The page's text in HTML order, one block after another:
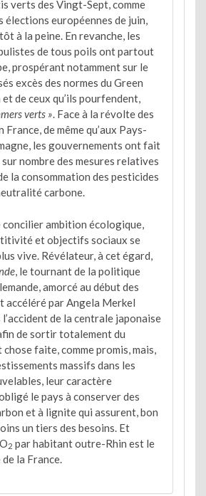
verts des Vingt-Sept, comme
élections européennes de juin,
à la peine. En revanche, les
de tous poils ont partout
prospérant notamment sur le
excès des normes du Green
de ceux qu’ils pourfendent,
verts ». Face à la révolte des
de même qu’aux Pays-
les gouvernements ont fait
nombre des mesures relatives
la consommation des pesticides
carbone.
ambition écologique,
et objectifs sociaux se
vive. Révélateur, à cet égard,
, le tournant de la politique
amorcé au début des
accéléré par Angela Merkel
de la centrale japonaise
de sortir totalement du
chose faite, comme promis, mais,
massifs dans les
leur caractère
le pays à conserver des
et à lignite qui assurent, bon
un tiers des besoins. Et
2 par habitant outre-Rhin est le
la France.